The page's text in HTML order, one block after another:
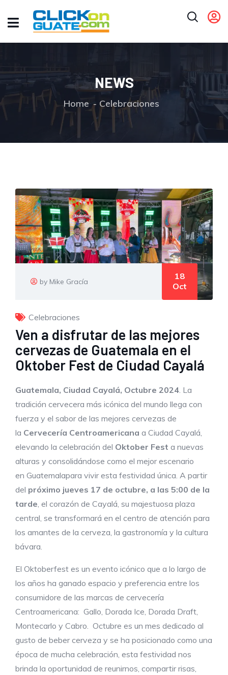
NEWS
Home Celebraciones
by Mike Gracía
18
Oct
Celebraciones
Ven a disfrutar de las mejores
cervezas de Guatemala en el
Oktober Fest de Ciudad Cayalá
Guatemala, Ciudad Cayalá, Octubre 2024 . La
tradición cervecera más icónica del mundo llega con
fuerza y el sabor de las mejores cervezas de
la Cervecería Centroamericana a Ciudad Cayalá,
elevando la celebración del Oktober Fest a nuevas
alturas y consolidándose como el mejor escenario
en Guatemalapara vivir esta festividad única. A partir
del próximo jueves 17 de octubre, a las 5:00 de la
tarde , el corazón de Cayalá, su majestuosa plaza
central, se transformará en el centro de atención para
los amantes de la cerveza, la gastronomía y la cultura
bávara.
El Oktoberfest es un evento icónico que a lo largo de
los años ha ganado espacio y preferencia entre los
consumidore de las marcas de cervecería
Centroamericana: Gallo, Dorada Ice, Dorada Draft,
Montecarlo y Cabro. Octubre es un mes dedicado al
gusto de beber cerveza y se ha posicionado como una
época de mucha celebración, esta festividad nos
brinda la oportunidad de reunirnos, compartir risas,